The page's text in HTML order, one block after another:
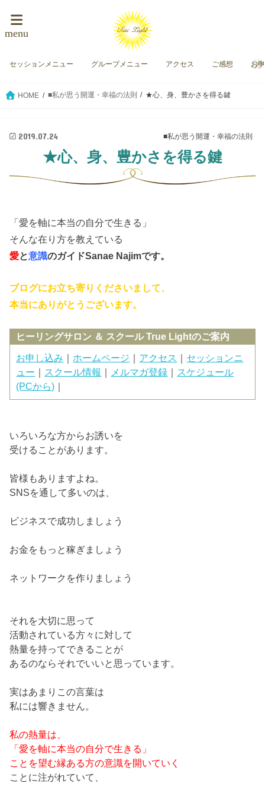
menu
セッションメニュー グループメニュー アクセス ご感想 お
HOME ■私が思う開運・幸福の法則 ★心、身、豊かさを得る鍵
■私が思う開運・幸福の法則
2019.07.24
★心、身、豊かさを得る鍵
「愛を軸に本当の自分で生きる」
そんな在り方を教えている
愛と意識のガイドSanae Najimです。
ブログにお立ち寄りくださいまして、
本当にありがとうございます。
ヒーリングサロン ＆ スクール True Lightのご案内
お申し込み ｜ ホームページ ｜ アクセス ｜ セッションニ
ュー ｜ スクール情報 ｜ メルマガ登録 ｜ スケジュール
(PCから) ｜
いろいろな方からお誘いを
受けることがあります。
皆様もありますよね。
SNSを通して多いのは、
ビジネスで成功しましょう
お金をもっと稼ぎましょう
ネットワークを作りましょう
それを大切に思って
活動されている方々に対して
熱量を持ってできることが
あるのならそれでいいと思っています。
実はあまりこの言葉は
私には響きません。
私の熱量は、
「愛を軸に本当の自分で生きる」
ことを望む縁ある方の意識を開いていく
ことに注がれていて、